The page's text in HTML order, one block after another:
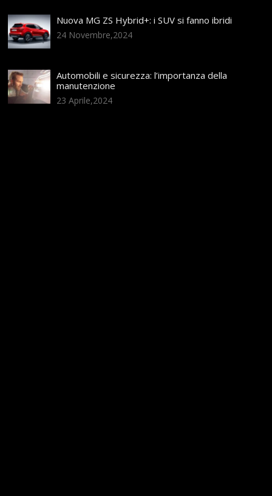
Nuova MG ZS Hybrid+: i SUV si fanno ibridi
24 Novembre,2024
Automobili e sicurezza: l’importanza della
manutenzione
23 Aprile,2024